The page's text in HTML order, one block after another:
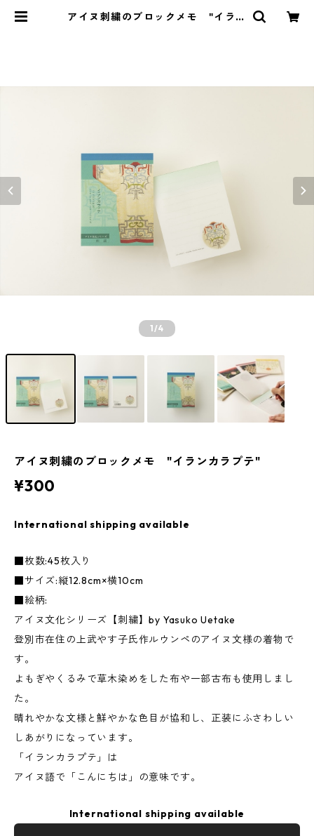
アイヌ刺繍のブロックメモ "イラン
1/4
アイヌ刺繍のブロックメモ "イランカラプテ"
¥300
International shipping available
■枚数:45枚入り
■サイズ:縦12.8cm×横10cm
■絵柄:
アイヌ文化シリーズ【刺繍】by Yasuko Uetake
登別市在住の上武やす子氏作ルウンペのアイヌ文様の着物で
す。
よもぎやくるみで草木染めをした布や一部古布も使用しまし
た。
晴れやかな文様と鮮やかな色目が協和し、正装にふさわしい
しあがりになっています。
「イランカラプテ」は
アイヌ語で「こんにちは」の意味です。
International shipping available